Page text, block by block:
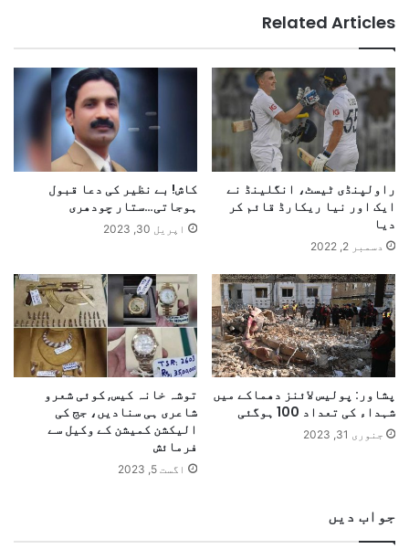
Related Articles
راولپنڈی ٹیسٹ، انگلینڈ نے
ایک اور نیا ریکارڈ قائم کر
دیا
دسمبر 2, 2022
کاش! بے نظیر کی دعا قبول
ہوجاتی…ستار چودھری
اپریل 30, 2023
پشاور: پولیس لائنز دھماکے میں
شہداء کی تعداد 100 ہوگئی
جنوری 31, 2023
توشہ خانہ کیس, کوئی شعرو
شاعری ہی سنادیں، جج کی
الیکشن کمیشن کے وکیل سے
فرمائش
اگست 5, 2023
جواب دیں